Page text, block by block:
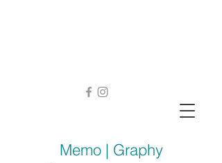
Memo | Graphy